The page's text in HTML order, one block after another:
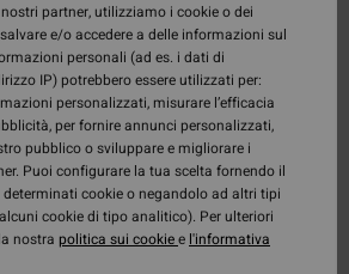
partner, utilizziamo i cookie o dei
e/o accedere a delle informazioni sul
personali (ad es. i dati di
IP) potrebbero essere utilizzati per:
personalizzati, misurare l’efficacia
per fornire annunci personalizzati,
pubblico o sviluppare e migliorare i
Puoi configurare la tua scelta fornendo il
determinati cookie o negandolo ad altri tipi
cookie di tipo analitico). Per ulteriori
nostra politica sui cookiee l'informativa